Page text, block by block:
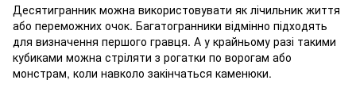
Десятигранник можна використовувати як лічильник життя
або переможних очок. Багатогранники відмінно підходять
для визначення першого гравця. А у крайньому разі такими
кубиками можна стріляти з рогатки по ворогам або
монстрам, коли навколо закінчаться каменюки.